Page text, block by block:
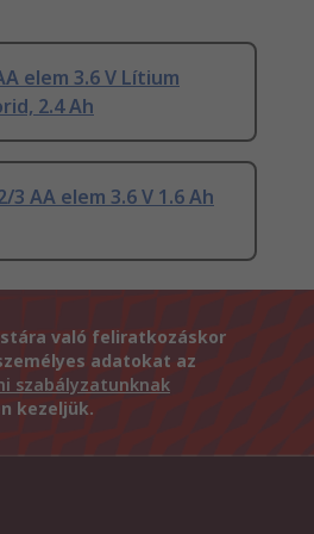
elem 3.6 V Lítium
2.4 Ah
3 AA elem 3.6 V 1.6 Ah
való feliratkozáskor
adatokat az
szabályzatunknak
kezeljük.